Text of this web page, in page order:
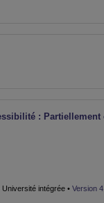
: Partiellement
intégrée • Version